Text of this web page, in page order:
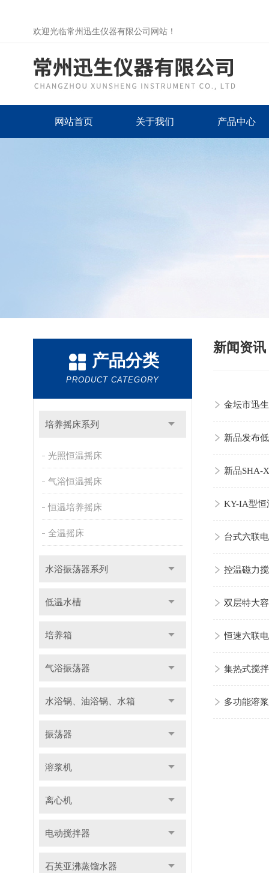
欢迎光临常州迅生仪器有限公司网站！
网站首页 关于我们 产品中心
产品分类
PRODUCT CATEGORY
培养摇床系列
光照恒温摇床
气浴恒温摇床
恒温培养摇床
全温摇床
水浴振荡器系列
低温水槽
培养箱
气浴振荡器
水浴锅、油浴锅、水箱
振荡器
溶浆机
离心机
电动搅拌器
石英亚沸蒸馏水器
新闻资讯
金坛市迅
新品发布
新品SHA-
KY-IA型恒
台式六联
控温磁力
双层特大
恒速六联
集热式搅
多功能溶